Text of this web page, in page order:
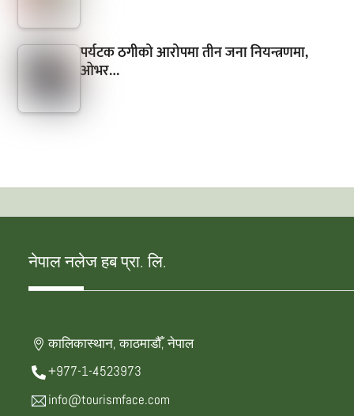
पर्यटक ठगीको आरोपमा तीन जना नियन्त्रणमा,
ओभर…
नेपाल नलेज हब प्रा. लि.
कालिकास्थान, काठमाडौँ, नेपाल
+977-1-4523973
info@tourismface.com